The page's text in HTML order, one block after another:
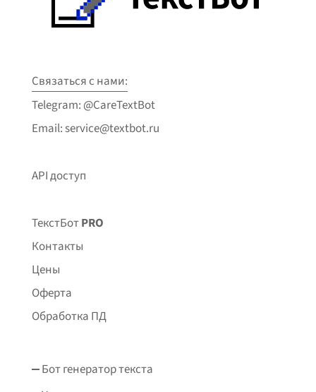
Связаться с нами:
Telegram: @CareTextBot
Email: service@textbot.ru
API доступ
ТекстБотPRO
Контакты
Цены
Оферта
Обработка ПД
Бот генератор текста